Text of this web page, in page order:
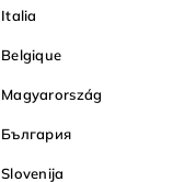
Italia
Belgique
Magyarország
България
Slovenija